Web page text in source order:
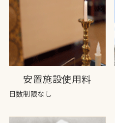
安置施設使用料
日数制限なし